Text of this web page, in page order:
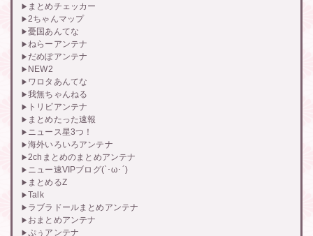
まとめチェッカー
2ちゃんマップ
憂国あんてな
ねらーアンテナ
だめぽアンテナ
NEW2
ワロタあんてな
我無ちゃんねる
トリビアンテナ
まとめたった速報
ニュース星3つ！
海外いろいろアンテナ
2chまとめのまとめアンテナ
ニュー速VIPブログ(`･ω･´)
まとめるZ
Talk
ラブラドールまとめアンテナ
おまとめアンテナ
ぷぅアンテナ